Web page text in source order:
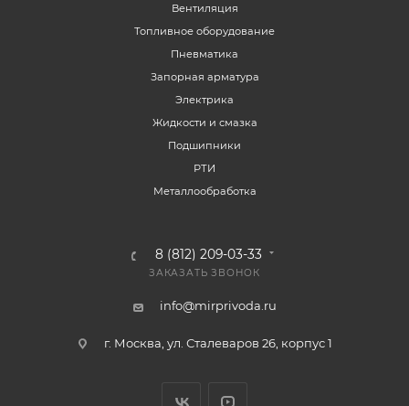
Вентиляция
Топливное оборудование
Пневматика
Запорная арматура
Электрика
Жидкости и смазка
Подшипники
РТИ
Металлообработка
8 (812) 209-03-33
ЗАКАЗАТЬ ЗВОНОК
info@mirprivoda.ru
г. Москва, ул. Сталеваров 26, корпус 1